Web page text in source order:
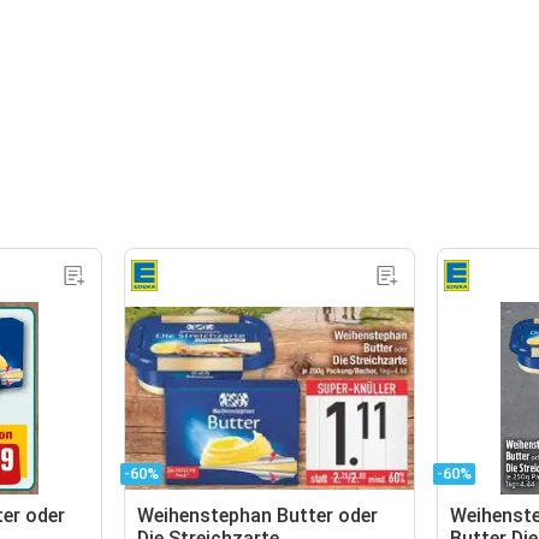
oder
-60%
Weihenstephan Butter oder
-60%